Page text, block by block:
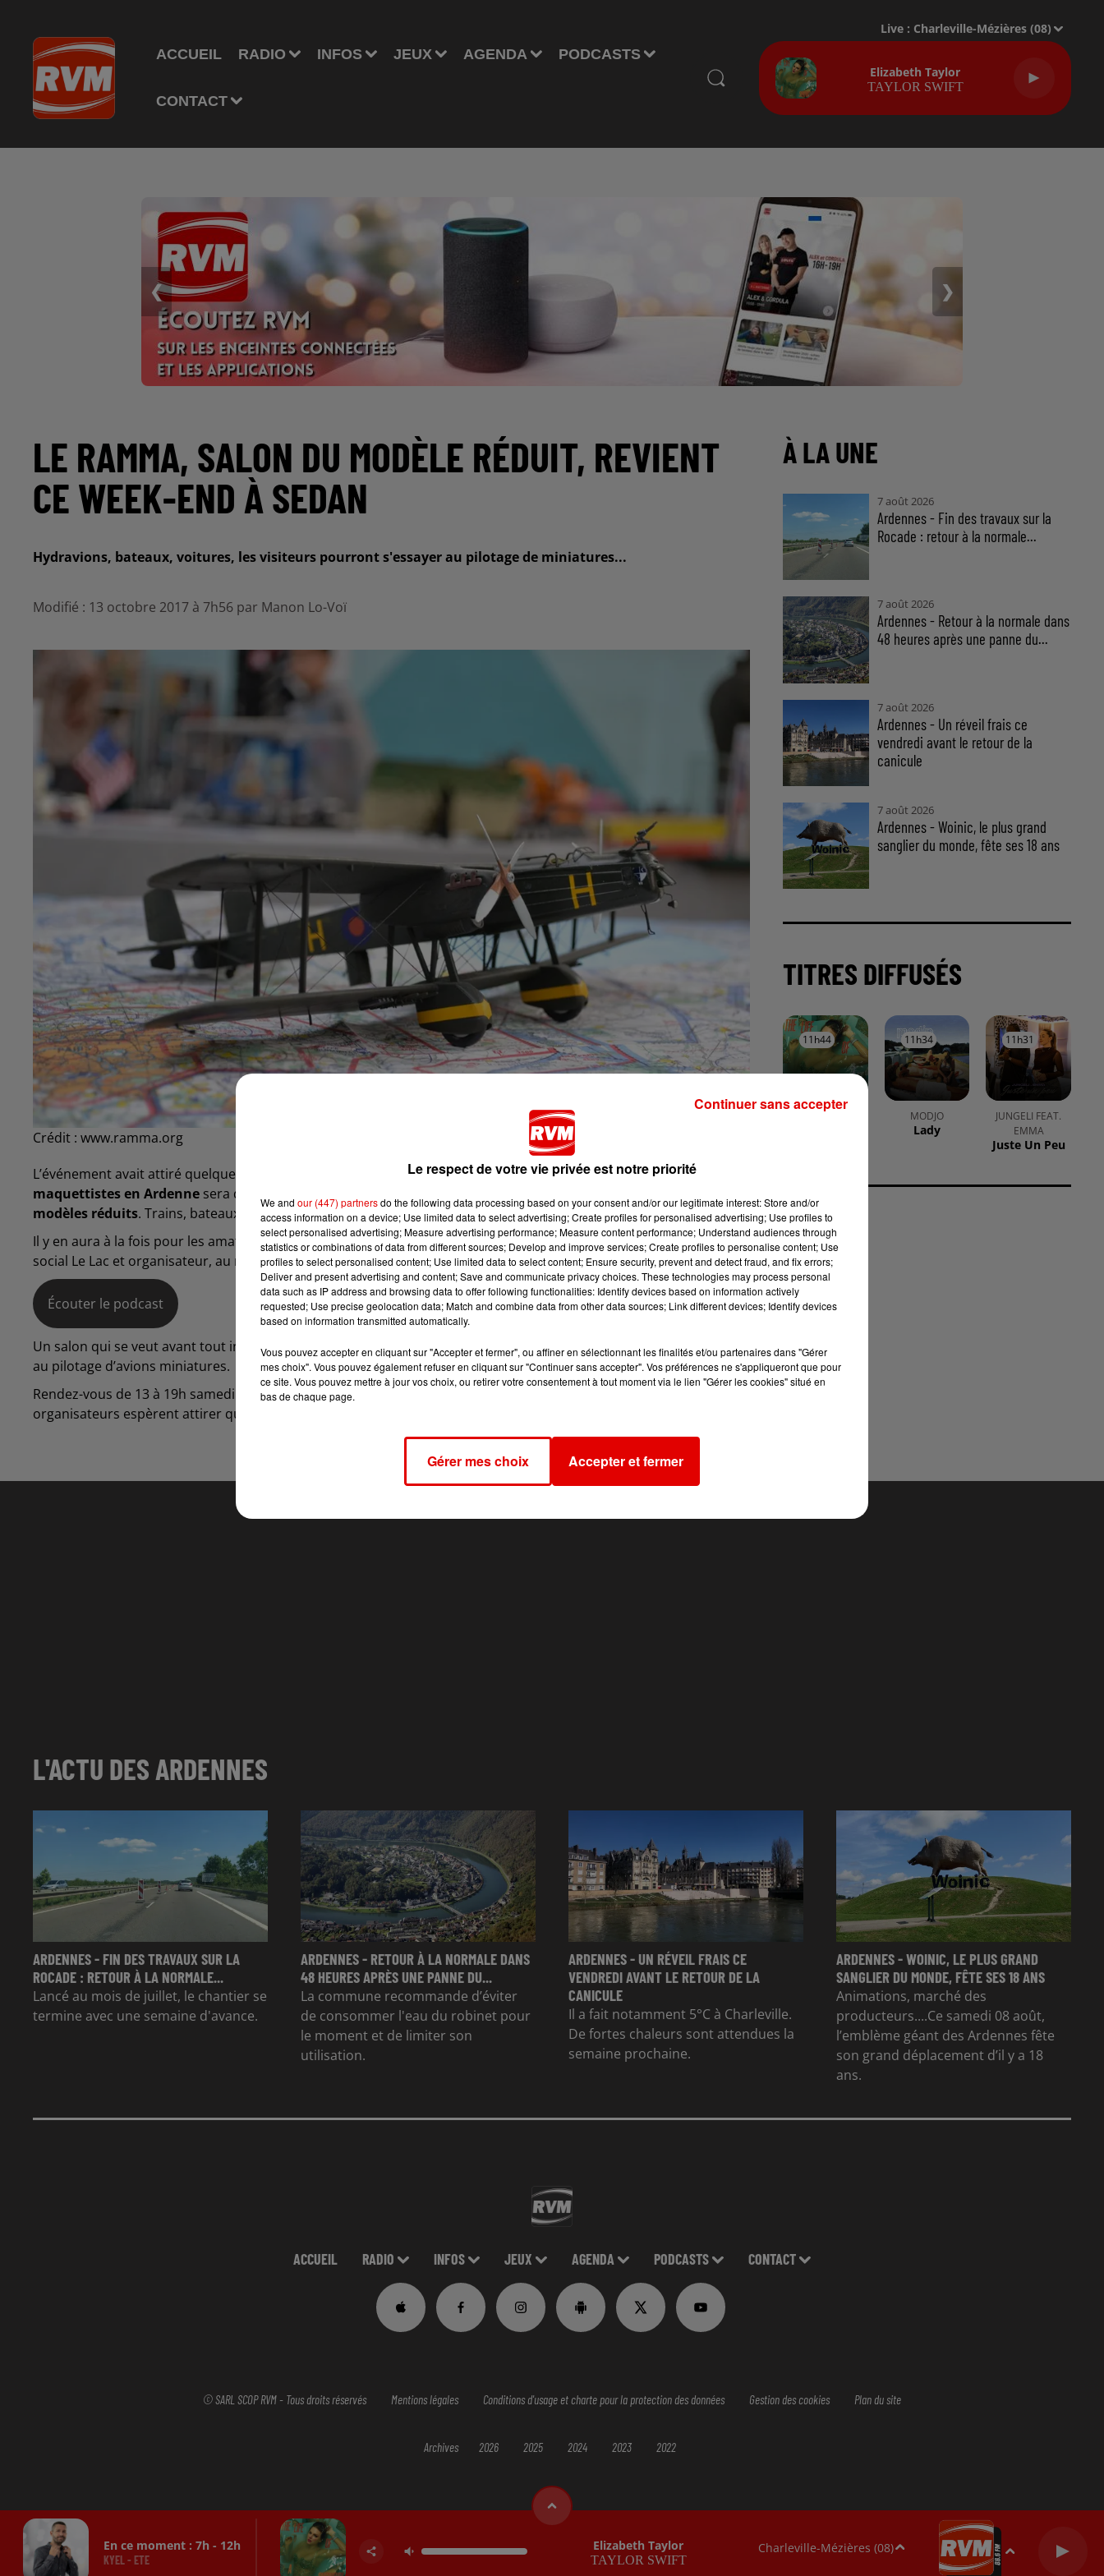
ACCUEIL RADIO INFOS JEUX AGENDA PODCASTS
CONTACT
Live : Charleville-Mézières (08)
Elizabeth Taylor
TAYLOR SWIFT
❮ ❯
LE RAMMA, SALON DU MODÈLE RÉDUIT, REVIENT
CE WEEK-END À SEDAN
Hydravions, bateaux, voitures, les visiteurs pourront s'essayer au pilotage de miniatures...
Modifié : 13 octobre 2017 à 7h56 par Manon Lo-Voï
Crédit : www.ramma.org
L’événement avait attiré quelques 6 000 curieux en 2015. Le
RAMMA, lerendez-vous d’automne des modélistes et
maquettistes en Ardenne sera de retour ce week-end à
modèles réduits. Trains, bateaux, voitures, et même des hydravions cette année.
Il y en aura à la fois pour les amateurs comme pour les professionnels. Ecoutez Bruno Lemoine, directeur du centre
social Le Lac et organisateur, au micro de Manon Lo-voï :
Écouter le podcast
Un salon qui se veut avant tout interactif puisque les visiteurs pourront s’essayer à la conduite de locomotives et
au pilotage d’avions miniatures.
Rendez-vous de 13 à 19h samedi 14 et de 10 à 18h dimanche 15 octobre au complexe Rogissart de Sedan. Les
organisateurs espèrent attirer quelques 10 000 personnes cette année.
À LA UNE
7 août 2026
Ardennes - Fin des travaux sur la
Rocade : retour à la normale...
7 août 2026
Ardennes - Retour à la normale dans
48 heures après une panne du...
7 août 2026
Ardennes - Un réveil frais ce
vendredi avant le retour de la
canicule
7 août 2026
Ardennes - Woinic, le plus grand
sanglier du monde, fête ses 18 ans
TITRES DIFFUSÉS
11h44
11h44
TAYLOR SWIFT
11h34
11h34
MODJO
Lady
11h31
11h31
JUNGELI FEAT.
EMMA
Juste Un Peu
L'ACTU DES ARDENNES
ARDENNES - FIN DES TRAVAUX SUR LA
ROCADE : RETOUR À LA NORMALE...
Lancé au mois de juillet, le chantier se
termine avec une semaine d'avance.
ARDENNES - RETOUR À LA NORMALE DANS
48 HEURES APRÈS UNE PANNE DU...
La commune recommande d’éviter
de consommer l'eau du robinet pour
le moment et de limiter son
utilisation.
ARDENNES - UN RÉVEIL FRAIS CE
VENDREDI AVANT LE RETOUR DE LA
CANICULE
Il a fait notamment 5°C à Charleville.
De fortes chaleurs sont attendues la
semaine prochaine.
ARDENNES - WOINIC, LE PLUS GRAND
SANGLIER DU MONDE, FÊTE SES 18 ANS
Animations, marché des
producteurs....Ce samedi 08 août,
l’emblème géant des Ardennes fête
son grand déplacement d’il y a 18
ans.
ACCUEIL RADIO INFOS JEUX AGENDA PODCASTS CONTACT
En ce moment : 7h - 12h
KYEL - ETE
Elizabeth Taylor
TAYLOR SWIFT
Charleville-Mézières (08)
© SARL SCOP RVM - Tous droits réservés Mentions légales Conditions d'usage et charte pour la protection des données Gestion des cookies Plan du site
Archives 2026 2025 2024 2023 2022
Le respect de votre vie privée est notre priorité
We and our (447) partnersdo the following data processing based on your consent and/or our legitimate interest: Store and/or
access information on a device; Use limited data to select advertising; Create profiles for personalised advertising; Use profiles to
select personalised advertising; Measure advertising performance; Measure content performance; Understand audiences through
statistics or combinations of data from different sources; Develop and improve services; Create profiles to personalise content; Use
profiles to select personalised content; Use limited data to select content; Ensure security, prevent and detect fraud, and fix errors;
Deliver and present advertising and content; Save and communicate privacy choices. These technologies may process personal
data such as IP address and browsing data to offer following functionalities: Identify devices based on information actively
requested; Use precise geolocation data; Match and combine data from other data sources; Link different devices; Identify devices
based on information transmitted automatically.
Vous pouvez accepter en cliquant sur "Accepter et fermer", ou affiner en sélectionnant les finalités et/ou partenaires dans "Gérer
mes choix". Vous pouvez également refuser en cliquant sur "Continuer sans accepter". Vos préférences ne s'appliqueront que pour
ce site. Vous pouvez mettre à jour vos choix, ou retirer votre consentement à tout moment via le lien "Gérer les cookies" situé en
bas de chaque page.
Gérer mes choix Accepter et fermer
Continuer sans accepter